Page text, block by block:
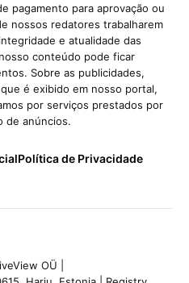
pagamento para aprovação ou
nossos redatores trabalharem
e atualidade das
conteúdo pode ficar
Sobre as publicidades,
é exibido em nosso portal,
por serviços prestados por
de anúncios.
Política de Privacidade
OÜ |